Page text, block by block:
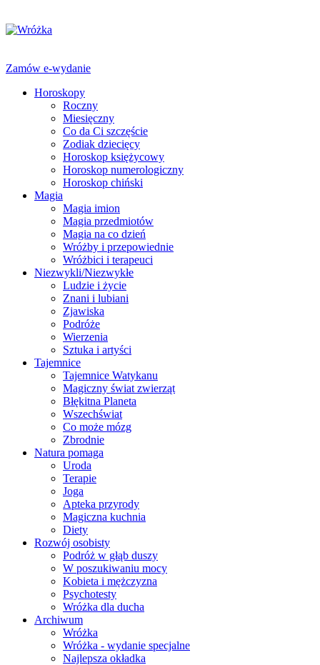
Zamów e-wydanie
Horoskopy
Roczny
Miesięczny
Co da Ci szczęście
Zodiak dziecięcy
Horoskop księżycowy
Horoskop numerologiczny
Horoskop chiński
Magia
Magia imion
Magia przedmiotów
Magia na co dzień
Wróżby i przepowiednie
Wróżbici i terapeuci
Niezwykli/Niezwykłe
Ludzie i życie
Znani i lubiani
Zjawiska
Podróże
Wierzenia
Sztuka i artyści
Tajemnice
Tajemnice Watykanu
Magiczny świat zwierząt
Błękitna Planeta
Wszechświat
Co może mózg
Zbrodnie
Natura pomaga
Uroda
Terapie
Joga
Apteka przyrody
Magiczna kuchnia
Diety
Rozwój osobisty
Podróż w głąb duszy
W poszukiwaniu mocy
Kobieta i mężczyzna
Psychotesty
Wróżka dla ducha
Archiwum
Wróżka
Wróżka - wydanie specjalne
Najlepsza okładka